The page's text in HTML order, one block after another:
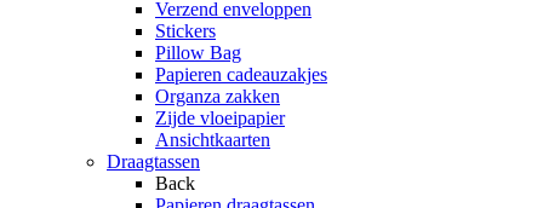
Verzend enveloppen
Stickers
Pillow Bag
Papieren cadeauzakjes
Organza zakken
Zijde vloeipapier
Ansichtkaarten
Draagtassen
Back